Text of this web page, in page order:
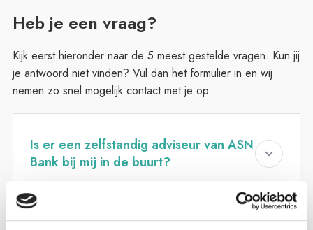
Heb je een vraag?
Kijk eerst hieronder naar de 5 meest gestelde vragen. Kun jij
je antwoord niet vinden? Vul dan het formulier in en wij
nemen zo snel mogelijk contact met je op.
Is er een zelfstandig adviseur van ASN
Bank bij mij in de buurt?
Van Campen & Dijkstra is trots zelfstandig financieel
adviseur van ASN Bank in Balk, Burgum, Drachten,